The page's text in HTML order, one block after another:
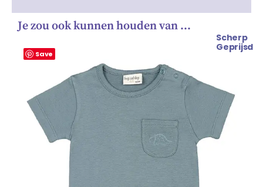
Je zou ook kunnen houden van …
Save
Scherp
Geprijsd
prijs
€ 22.99.€ 19.99.